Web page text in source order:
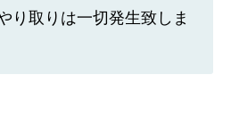
り取りは一切発生致しま